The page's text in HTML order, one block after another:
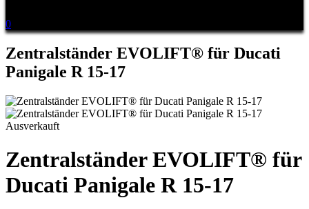
0
Zentralständer EVOLIFT® für Ducati
Panigale R 15-17
Ausverkauft
Zentralständer EVOLIFT® für
Ducati Panigale R 15-17